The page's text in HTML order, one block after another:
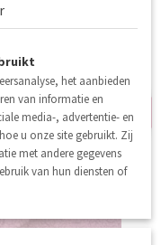
20% korting
het aanbieden
van informatie en
media-, advertentie- en
u onze site gebruikt. Zij
met andere gegevens
van hun diensten of